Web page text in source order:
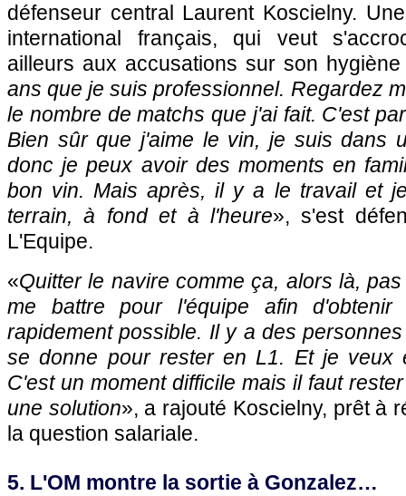
défenseur central Laurent Koscielny.
international français, qui veut
ailleurs aux accusations sur son
ans que je suis professionnel. Regardez
le nombre de matchs que j'ai fait. C'est
Bien sûr que j'aime le vin, je suis dans
donc je peux avoir des moments en
bon vin. Mais après, il y a le travail et
terrain, à fond et à l'heure», s'est
L'Equipe.
«Quitter le navire comme ça, alors là,
me battre pour l'équipe afin
rapidement possible. Il y a des
se donne pour rester en L1. Et je veux
C'est un moment difficile mais il faut
une solution», a rajouté Koscielny, prêt à
la question salariale.
5. L'OM montre la sortie à Gonzalez…